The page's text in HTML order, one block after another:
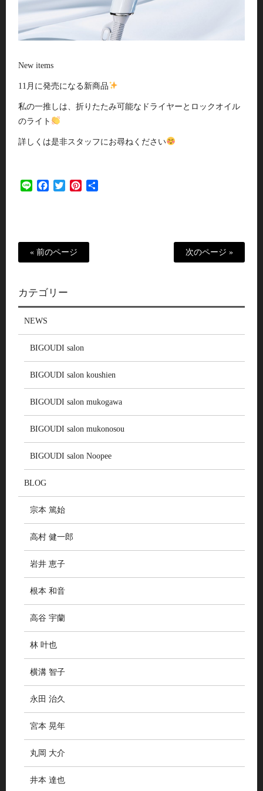
New items
11月に発売になる新商品
私の一推しは、折りたたみ可能なドライヤーとロックオイル
のライト
詳しくは是非スタッフにお尋ねください
Line FacebookTwitterPinterest
« 前のページ 次のページ »
カテゴリー
NEWS
BIGOUDI salon
BIGOUDI salon koushien
BIGOUDI salon mukogawa
BIGOUDI salon mukonosou
BIGOUDI salon Noopee
BLOG
宗本 篤始
高村 健一郎
岩井 恵子
根本 和音
高谷 宇蘭
林 叶也
横溝 智子
永田 治久
宮本 晃年
丸岡 大介
井本 達也